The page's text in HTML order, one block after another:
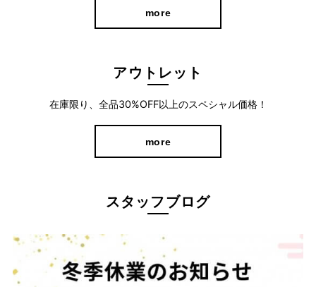
ポケット部分のレザー調のパイピングがワンポイント♪
カジュアルスタイルのメインアイテムとして是非取り入れたいア
イテムです！
ボリューム感のあるニットはもちろん、カットソーやブラウスと
more
アウトレット
在庫限り、全品30%OFF以上のスペシャル価格！
more
スタッフブログ